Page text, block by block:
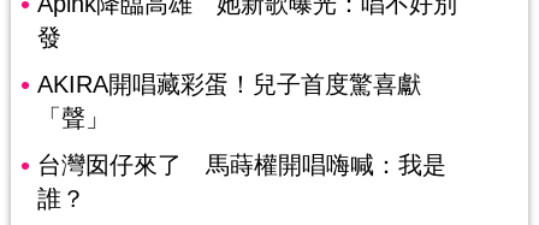
發
AKIRA開唱藏彩蛋！兒子首度驚喜獻
「聲」
台灣囡仔來了 馬蒔權開唱嗨喊：我是
誰？